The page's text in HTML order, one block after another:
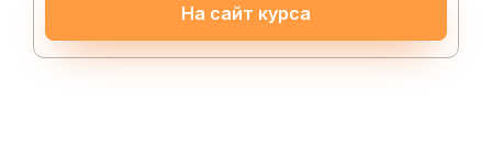
На сайт курса